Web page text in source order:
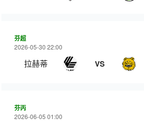
芬超
2026-05-30 22:00
拉赫蒂 VS
芬丙
2026-06-05 01:00